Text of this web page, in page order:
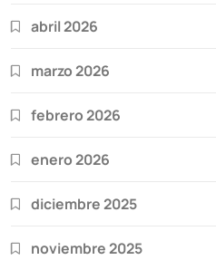
abril 2026
marzo 2026
febrero 2026
enero 2026
diciembre 2025
noviembre 2025